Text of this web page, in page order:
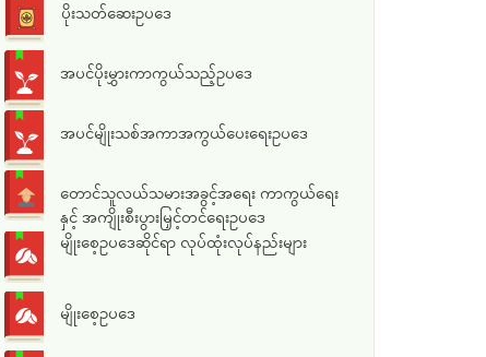
ပိုးသတ်ဆေးဥပဒေ
အပင်ပိုးမွှားကာကွယ်သည့်ဥပဒေ
အပင်မျိုးသစ်အကာအကွယ်ပေးရေးဥပဒေ
တောင်သူလယ်သမားအခွင့်အရေး ကာကွယ်ရေး
နှင့် အကျိုးစီးပွားမြှင့်တင်ရေးဥပဒေ
မျိုးစေ့ဥပဒေဆိုင်ရာ လုပ်ထုံးလုပ်နည်းများ
မျိုးစေ့ဥပဒေ